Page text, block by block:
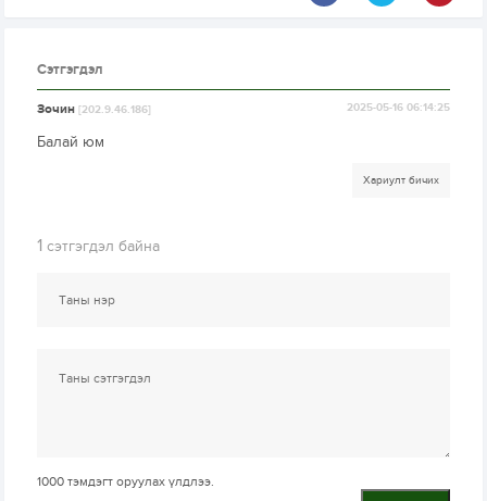
Сэтгэгдэл
Зочин[202.9.46.186] 2025-05-16 06:14:25
Балай юм
Хариулт бичих
1 сэтгэгдэл байна
1000 тэмдэгт оруулах үлдлээ.